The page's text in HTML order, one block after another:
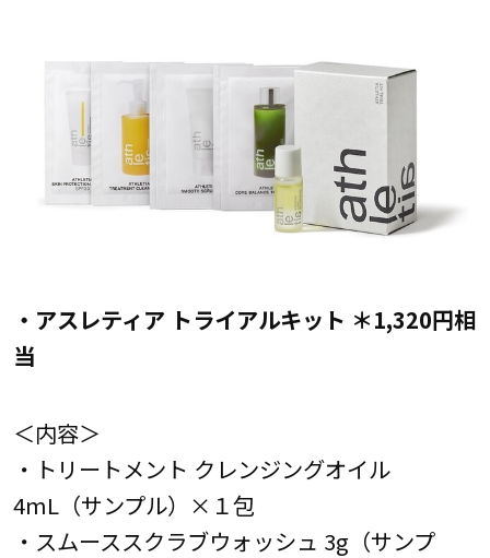
・アスレティア トライアルキット ＊1,320円相
当
＜内容＞
・トリートメント クレンジングオイル
4mL（サンプル）×１包
・スムーススクラブウォッシュ 3g（サンプ